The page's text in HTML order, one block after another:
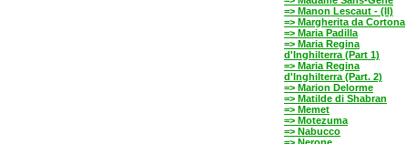
=> Manon Lescaut - (II)
=> Margherita da Cortona
=> Maria Padilla
=> Maria Regina
d'Inghilterra (Part 1)
=> Maria Regina
d'Inghilterra (Part. 2)
=> Marion Delorme
=> Matilde di Shabran
=> Memet
=> Motezuma
=> Nabucco